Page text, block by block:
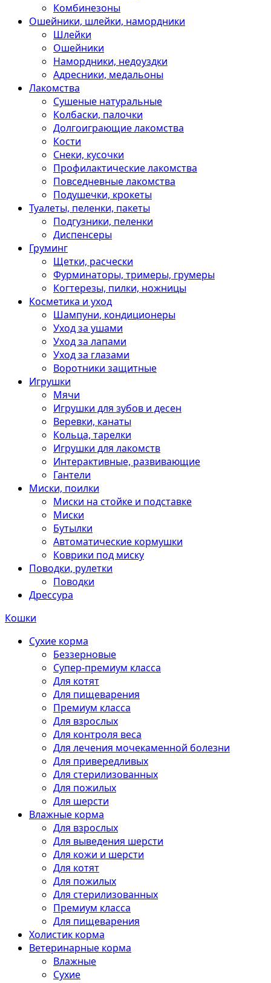
Комбинезоны
Ошейники, шлейки, намордники
Шлейки
Ошейники
Намордники, недоуздки
Адресники, медальоны
Лакомства
Сушеные натуральные
Колбаски, палочки
Долгоиграющие лакомства
Кости
Снеки, кусочки
Профилактические лакомства
Повседневные лакомства
Подушечки, крокеты
Туалеты, пеленки, пакеты
Подгузники, пеленки
Диспенсеры
Груминг
Щетки, расчески
Фурминаторы, тримеры, грумеры
Когтерезы, пилки, ножницы
Косметика и уход
Шампуни, кондиционеры
Уход за ушами
Уход за лапами
Уход за глазами
Воротники защитные
Игрушки
Мячи
Игрушки для зубов и десен
Веревки, канаты
Кольца, тарелки
Игрушки для лакомств
Интерактивные, развивающие
Гантели
Миски, поилки
Миски на стойке и подставке
Миски
Бутылки
Автоматические кормушки
Коврики под миску
Поводки, рулетки
Поводки
Дрессура
Кошки
Сухие корма
Беззерновые
Супер-премиум класса
Для котят
Для пищеварения
Премиум класса
Для взрослых
Для контроля веса
Для лечения мочекаменной болезни
Для привередливых
Для стерилизованных
Для пожилых
Для шерсти
Влажные корма
Для взрослых
Для выведения шерсти
Для кожи и шерсти
Для котят
Для пожилых
Для стерилизованных
Премиум класса
Для пищеварения
Холистик корма
Ветеринарные корма
Влажные
Сухие